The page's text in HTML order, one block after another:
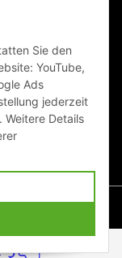
Sie den
YouTube,
Ads
jederzeit
Details